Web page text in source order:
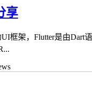
享
UI框架，Flutter是由